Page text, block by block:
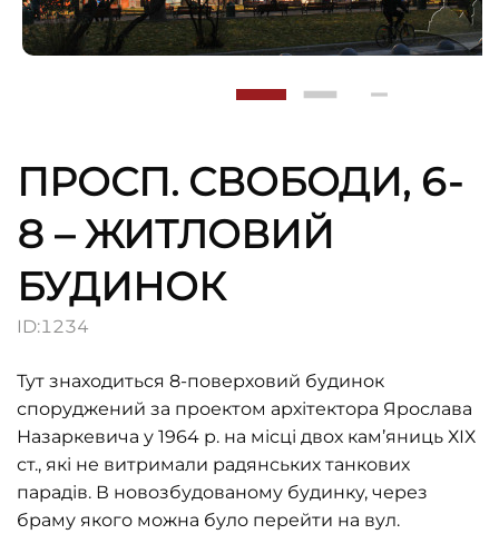
ПРОСП. СВОБОДИ, 6-
8 – ЖИТЛОВИЙ
БУДИНОК
ID:1234
Тут знаходиться 8-поверховий будинок
споруджений за проектом архітектора Ярослава
Назаркевича у 1964 р. на місці двох кам’яниць ХІХ
ст., які не витримали радянських танкових
парадів. В новозбудованому будинку, через
браму якого можна було перейти на вул.